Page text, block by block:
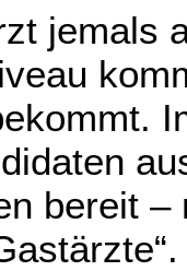
jemals
bereit